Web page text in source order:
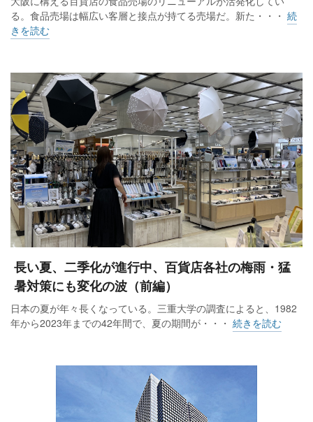
る。食品売場は幅広い客層と接点が持てる売場だ。新た・・・ 続
きを読む
長い夏、二季化が進行中、百貨店各社の梅雨・猛
暑対策にも変化の波（前編）
日本の夏が年々長くなっている。三重大学の調査によると、1982
年から2023年までの42年間で、夏の期間が・・・ 続きを読む